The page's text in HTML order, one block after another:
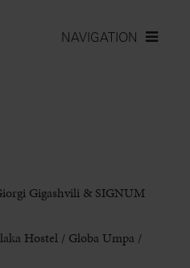
NAVIGATION
Gigashvili & SIGNUM
Hostel / Globa Umpa /